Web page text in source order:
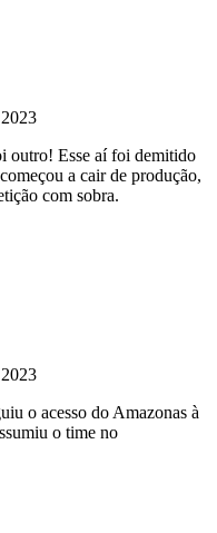
outro! Esse aí foi demitido
a cair de produção,
com sobra.
o acesso do Amazonas à
o time no